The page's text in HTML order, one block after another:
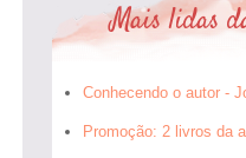
Mais lidas
Conhecendo o autor -
Promoção: 2 livros da